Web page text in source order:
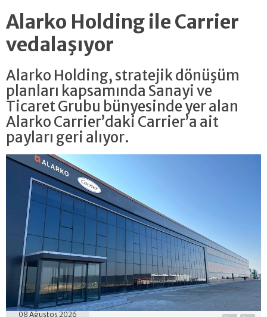
Alarko Holding ile Carrier
vedalaşıyor
Alarko Holding, stratejik dönüşüm
planları kapsamında Sanayi ve
Ticaret Grubu bünyesinde yer alan
Alarko Carrier’daki Carrier’a ait
payları geri alıyor.
08 Ağustos 2026